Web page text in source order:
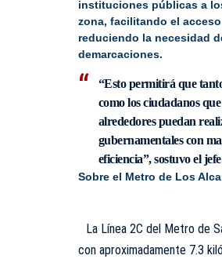
instituciones públicas a
zona, facilitando el
reduciendo la necesidad
demarcaciones.
“Esto permitirá que
como los ciudadanos
alrededores puedan
gubernamentales con
eficiencia”, sostuvo el
Sobre el Metro de Los
La Línea 2C del Metro de
con aproximadamente 7.3